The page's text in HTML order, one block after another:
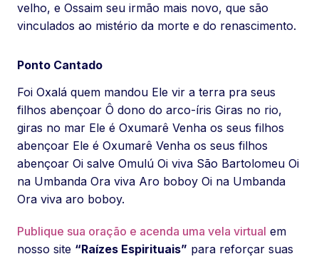
velho, e Ossaim seu irmão mais novo, que são
vinculados ao mistério da morte e do renascimento.
Ponto Cantado
Foi Oxalá quem mandou Ele vir a terra pra seus
filhos abençoar Ô dono do arco-íris Giras no rio,
giras no mar Ele é Oxumarê Venha os seus filhos
abençoar Ele é Oxumarê Venha os seus filhos
abençoar Oi salve Omulú Oi viva São Bartolomeu Oi
na Umbanda Ora viva Aro boboy Oi na Umbanda
Ora viva aro boboy.
Publique sua oração e acenda uma vela virtual em
nosso site “Raízes Espirituais” para reforçar suas